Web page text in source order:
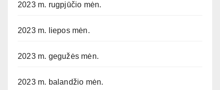
2023 m. rugpjūčio mėn.
2023 m. liepos mėn.
2023 m. gegužės mėn.
2023 m. balandžio mėn.